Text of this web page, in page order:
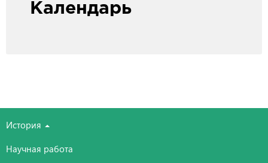
Календарь
История
Научная работа